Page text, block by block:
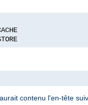
aurait contenu l'en-tête